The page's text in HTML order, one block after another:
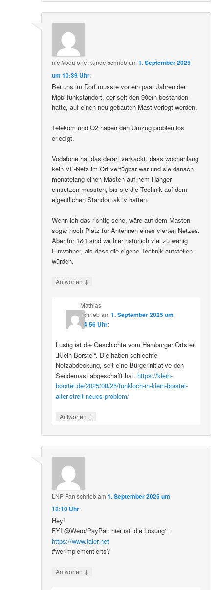
nie Vodafone Kunde schriebam1. September 2025
um 10:39 Uhr:
Bei uns im Dorf musste vor ein paar Jahren der
Mobilfunkstandort, der seit den 90ern bestanden
hatte, auf einen neu gebauten Mast verlegt werden.
Telekom und O2 haben den Umzug problemlos
erledigt.
Vodafone hat das derart verkackt, dass wochenlang
kein VF-Netz im Ort verfügbar war und sie danach
monatelang einen Masten auf nem Hänger
einsetzen mussten, bis sie die Technik auf dem
eigentlichen Standort aktiv hatten.
Wenn ich das richtig sehe, wäre auf dem Masten
sogar noch Platz für Antennen eines vierten Netzes.
Aber für 1&1 sind wir hier natürlich viel zu wenig
Einwohner, als dass die eigene Technik aufstellen
würden.
Antworten ↓
Mathias
schriebam 1. September 2025 um
14:56 Uhr:
Lustig ist die Geschichte vom Hamburger Ortsteil
„Klein Borstel“. Die haben schlechte
Netzabdeckung, seit eine Bürgerinitiative den
Sendemast abgeschafft hat. https://klein-
borstel.de/2025/08/25/funkloch-in-klein-borstel-
alter-streit-neues-problem/
Antworten ↓
LNP Fan schriebam1. September 2025 um
12:10 Uhr:
Hey!
FYI @Wero/PayPal: hier ist ‚die Lösung‘ =
https://www.taler.net
#werimplementierts?
Antworten ↓